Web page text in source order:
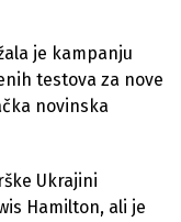
je kampanju
testova za nove
novinska
Ukrajini
Hamilton, ali je